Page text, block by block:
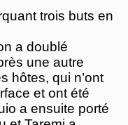
trois buts en
a doublé
une autre
hôtes, qui n’ont
et ont été
a ensuite porté